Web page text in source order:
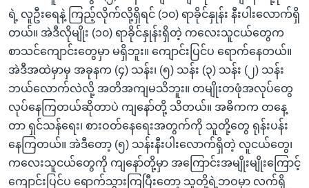
ရဲ့ လူဦးရေနဲ့ ကြည့်လိုက်လို့ရှိရင် (၁၀) ရာခိုင်နှုန်း နီးပါးလောက်ရှိ
တယ်။ အဲဒီလိုမျိုး (၁၀) ရာခိုင်နှုန်းရှိတဲ့ ကလေးသူငယ်တွေက
စာသင်ကျောင်းတွေမှာ မရှိဘူး။ ကျောင်းပြင်ပ ရောက်နေတယ်။
အဲဒီအထဲမှာမှ အခုနက (၄) သန်း၊ (၅) သန်း (၃) သန်း (၂) သန်း
ဘယ်လောက်လဲလို့ အတိအကျမသိဘူး။ တမျိုးတဖုံအလုပ်တွေ
လုပ်နေကြတယ်ဆိုတာပဲ ကျနော်တို့ သိတယ်။ အဓိကက တနေ့
တာ ရှင်သန်ရေး၊ စားဝတ်နေရေးအတွက်ကို သူတို့တွေ ရုန်းပန်း
နေကြတယ်။ အဲဒီတော့ (၅) သန်းနီးပါးလောက်ရှိတဲ့ လူငယ်တွေ၊
ကလေးသူငယ်တွေကို ကျနော်တို့မှာ အကြောင်းအမျိုးမျိုးကြောင့်
ကျောင်းပြင်ပ ရောက်သွားကြပြီးတော့ သူတို့ရဲ့ဘဝမှာ လက်ရှိ